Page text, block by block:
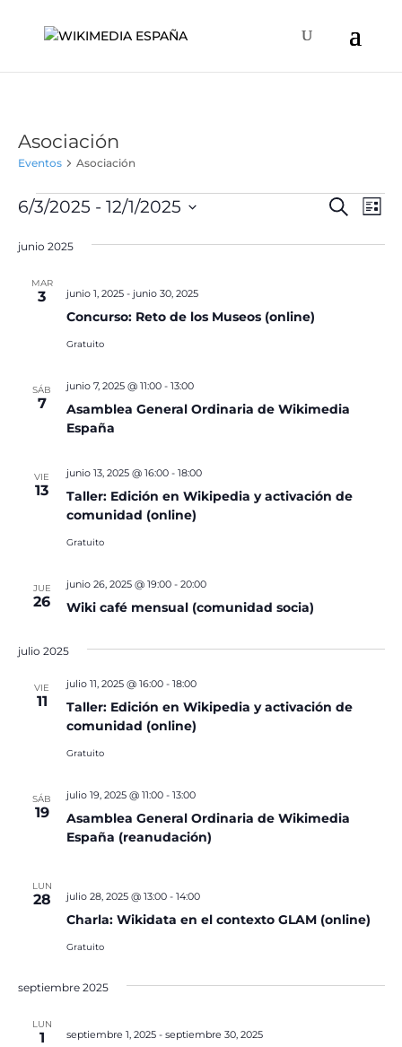
Asociación
Eventos Asociación
Eventos Buscar
de
Lista
6/3/2025 - 12/1/2025
la
junio 2025
MAR
3
Concurso: Reto de los Museos (online)
junio 1, 2025- junio 30, 2025
Gratuito
SÁB
7
Asamblea General Ordinaria de Wikimedia
España
junio 7, 2025 @ 11:00- 13:00
VIE
13
Taller: Edición en Wikipedia y activación de
comunidad (online)
junio 13, 2025 @ 16:00- 18:00
Gratuito
JUE
26 Wiki café mensual (comunidad socia)
junio 26, 2025 @ 19:00- 20:00
julio 2025
VIE
11
Taller: Edición en Wikipedia y activación de
comunidad (online)
julio 11, 2025 @ 16:00- 18:00
Gratuito
SÁB
19
Asamblea General Ordinaria de Wikimedia
España (reanudación)
julio 19, 2025 @ 11:00- 13:00
LUN
28
Charla: Wikidata en el contexto GLAM (online)
julio 28, 2025 @ 13:00- 14:00
Gratuito
septiembre 2025
LUN
1 septiembre 1, 2025- septiembre 30, 2025